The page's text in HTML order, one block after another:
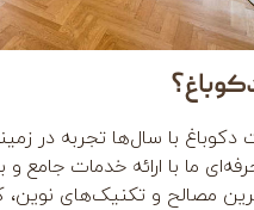
با سال‌ها تجربه در
ما با ارائه خدمات جامع و
مصالح و تکنیک‌های نوین،